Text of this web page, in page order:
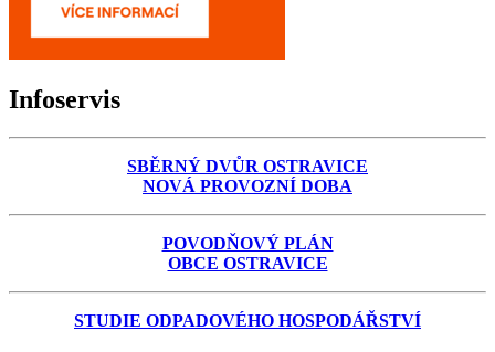
Infoservis
SBĚRNÝ DVŮR OSTRAVICE
NOVÁ PROVOZNÍ DOBA
POVODŇOVÝ PLÁN
OBCE OSTRAVICE
STUDIE ODPADOVÉHO HOSPODÁŘSTVÍ